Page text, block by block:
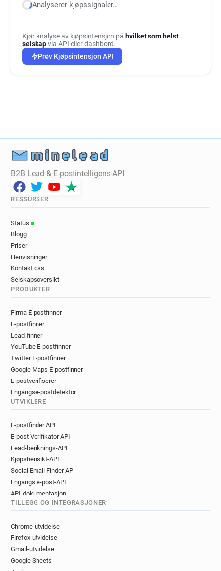
Analyserer kjøpssignaler…
Kjør analyse av kjøpsintensjon på hvilket som helst
selskapvia API eller dashbord.
Prøv Kjøpsintensjon API
B2B Lead & E-postintelligens-API
RESSURSER
Status
Blogg
Priser
Henvisninger
Kontakt oss
Selskapsoversikt
PRODUKTER
Firma E-postfinner
E-postfinner
Lead-finner
YouTube E-postfinner
Twitter E-postfinner
Google Maps E-postfinner
E-postverifiserer
Engangse-postdetektor
UTVIKLERE
E-postfinder API
E-post Verifikator API
Lead-beriknings-API
Kjøpshensikt-API
Social Email Finder API
Engangs e-post-API
API-dokumentasjon
TILLEGG OG INTEGRASJONER
Chrome-utvidelse
Firefox-utvidelse
Gmail-utvidelse
Google Sheets